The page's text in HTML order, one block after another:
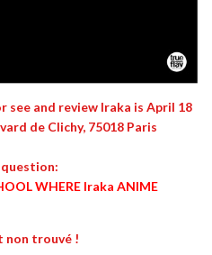
see and review Iraka is April 18
de Clichy, 75018 Paris
WHERE Iraka ANIME
non trouvé !